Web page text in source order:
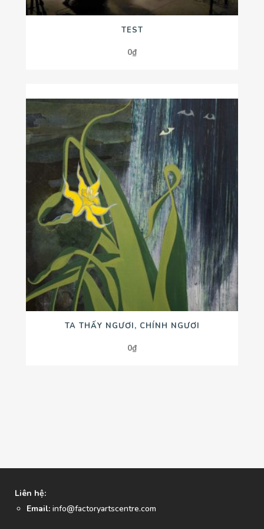
TEST
0₫
TA THẤY NGƯƠI, CHÍNH NGƯƠI
0₫
Liên hệ:
Email: info@factoryartscentre.com